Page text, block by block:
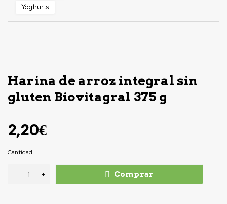
Yoghurts
Harina de arroz integral sin
gluten Biovitagral 375 g
2,20€
Cantidad
Comprar